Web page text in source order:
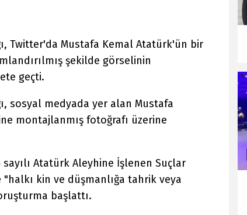
Twitter'da Mustafa Kemal Atatürk'ün bir
şekilde görselinin
geçti.
sosyal medyada yer alan Mustafa
montajlanmış fotoğrafı üzerine
sayılı Atatürk Aleyhine İşlenen Suçlar
kin ve düşmanlığa tahrik veya
başlattı.